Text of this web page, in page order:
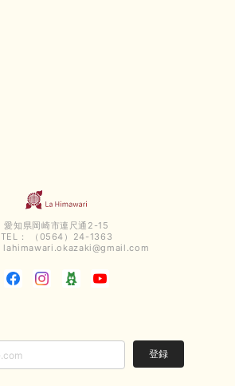
愛知県岡崎市連尺通2-15
TEL： （0564）24-1363
lahimawari.okazaki@gmail.com
登録